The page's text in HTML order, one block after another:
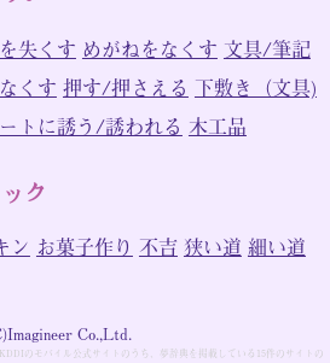
失くす めがねをなくす 文具/筆記
くす 押す/押さえる 下敷き（文具)
トに誘う/誘われる 木工品
ク
ン お菓子作り 不吉 狭い道 細い道
Co.,Ltd.
のモバイル公式サイトのうち、夢辞典を掲載している15件のサイトの